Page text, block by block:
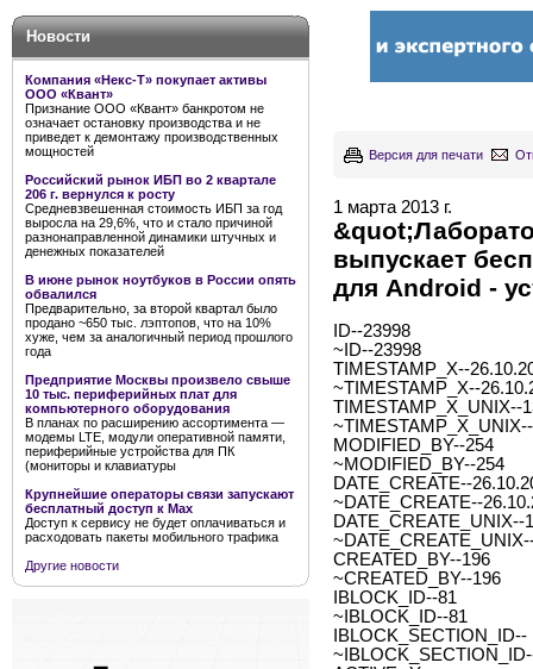
Новости
Компания «Некс-Т» покупает активы
ООО «Квант»
Признание ООО «Квант» банкротом не
означает остановку производства и не
приведет к демонтажу производственных
мощностей
Российский рынок ИБП во 2 квартале
206 г. вернулся к росту
Средневзвешенная стоимость ИБП за год
выросла на 29,6%, что и стало причиной
разнонаправленной динамики штучных и
денежных показателей
В июне рынок ноутбуков в России опять
обвалился
Предварительно, за второй квартал было
продано ~650 тыс. лэптопов, что на 10%
хуже, чем за аналогичный период прошлого
года
Предприятие Москвы произвело свыше
10 тыс. периферийных плат для
компьютерного оборудования
В планах по расширению ассортимента —
модемы LTE, модули оперативной памяти,
периферийные устройства для ПК
(мониторы и клавиатуры
Крупнейшие операторы связи запускают
бесплатный доступ к Мах
Доступ к сервису не будет оплачиваться и
расходовать пакеты мобильного трафика
Другие новости
Версия для печати
1 марта 2013 г.
выпускает
для Android -
ID--23998
~ID--23998
TIMESTAMP_X--
~TIMESTAMP_X--
TIMESTAMP_X_UNIX--
MODIFIED_BY--254
~MODIFIED_BY--254
DATE_CREATE--
~DATE_CREATE--
DATE_CREATE_UNIX--
CREATED_BY--196
~CREATED_BY--196
IBLOCK_ID--81
~IBLOCK_ID--81
IBLOCK_SECTION_ID--